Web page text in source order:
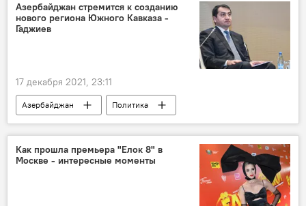
Азербайджан стремится к созданию
нового региона Южного Кавказа -
Гаджиев
17 декабря 2021, 23:11
Азербайджан
Политика
Южный Кавказ
Регион
Хикмет Гаджиев
Как прошла премьера "Елок 8" в
Москве - интересные моменты